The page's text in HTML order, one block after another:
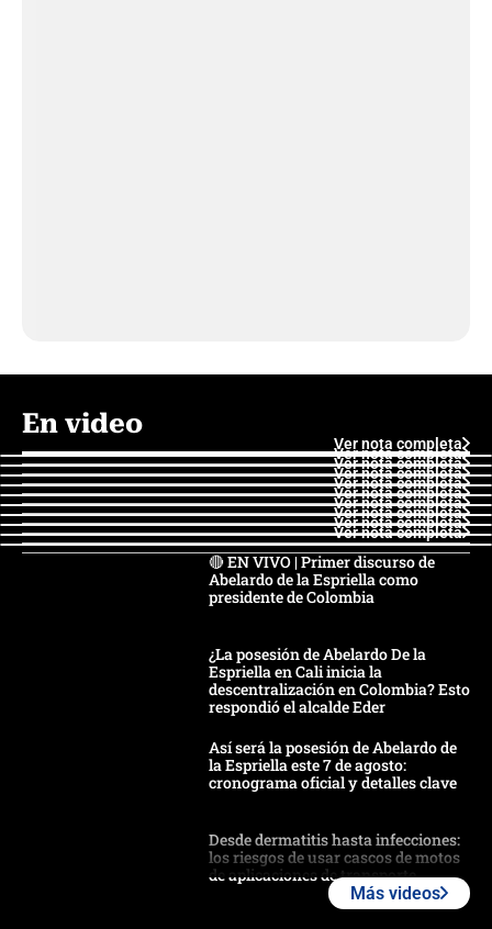
En video
Ver nota completa
Ver nota completa
Ver nota completa
Ver nota completa
Ver nota completa
Ver nota completa
Ver nota completa
Ver nota completa
Ver nota completa
Ver nota completa
🔴 EN VIVO | Primer discurso de
Abelardo de la Espriella como
presidente de Colombia
¿La posesión de Abelardo De la
Espriella en Cali inicia la
descentralización en Colombia? Esto
respondió el alcalde Eder
Así será la posesión de Abelardo de
la Espriella este 7 de agosto:
cronograma oficial y detalles clave
Desde dermatitis hasta infecciones:
los riesgos de usar cascos de motos
de aplicaciones de transporte
Más videos